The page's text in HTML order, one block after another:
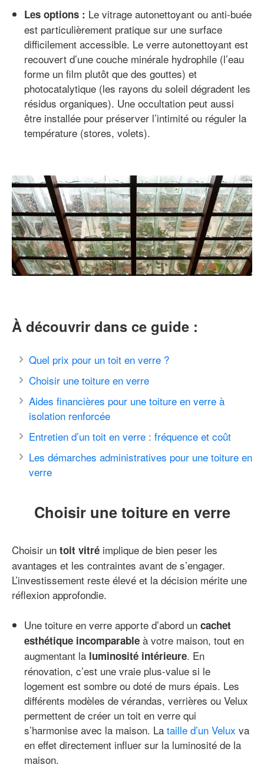
Les options : Le vitrage autonettoyant ou anti-buée
est particulièrement pratique sur une surface
difficilement accessible. Le verre autonettoyant est
recouvert d’une couche minérale hydrophile (l’eau
forme un film plutôt que des gouttes) et
photocatalytique (les rayons du soleil dégradent les
résidus organiques). Une occultation peut aussi
être installée pour préserver l’intimité ou réguler la
température (stores, volets).
À découvrir dans ce guide :
Quel prix pour un toit en verre ?
Choisir une toiture en verre
Aides financières pour une toiture en verre à
isolation renforcée
Entretien d’un toit en verre : fréquence et coût
Les démarches administratives pour une toiture en
verre
Choisir une toiture en verre
Choisir un toit vitré implique de bien peser les
avantages et les contraintes avant de s’engager.
L’investissement reste élevé et la décision mérite une
réflexion approfondie.
Une toiture en verre apporte d’abord un cachet
esthétique incomparable à votre maison, tout en
augmentant la luminosité intérieure. En
rénovation, c’est une vraie plus-value si le
logement est sombre ou doté de murs épais. Les
différents modèles de vérandas, verrières ou Velux
permettent de créer un toit en verre qui
s’harmonise avec la maison. La taille d’un Velux va
en effet directement influer sur la luminosité de la
maison.